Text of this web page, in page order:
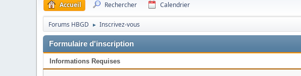
Accueil Rechercher Calendrier
Forums HBGD ► Inscrivez-vous
Formulaire d'inscription
Informations Requises